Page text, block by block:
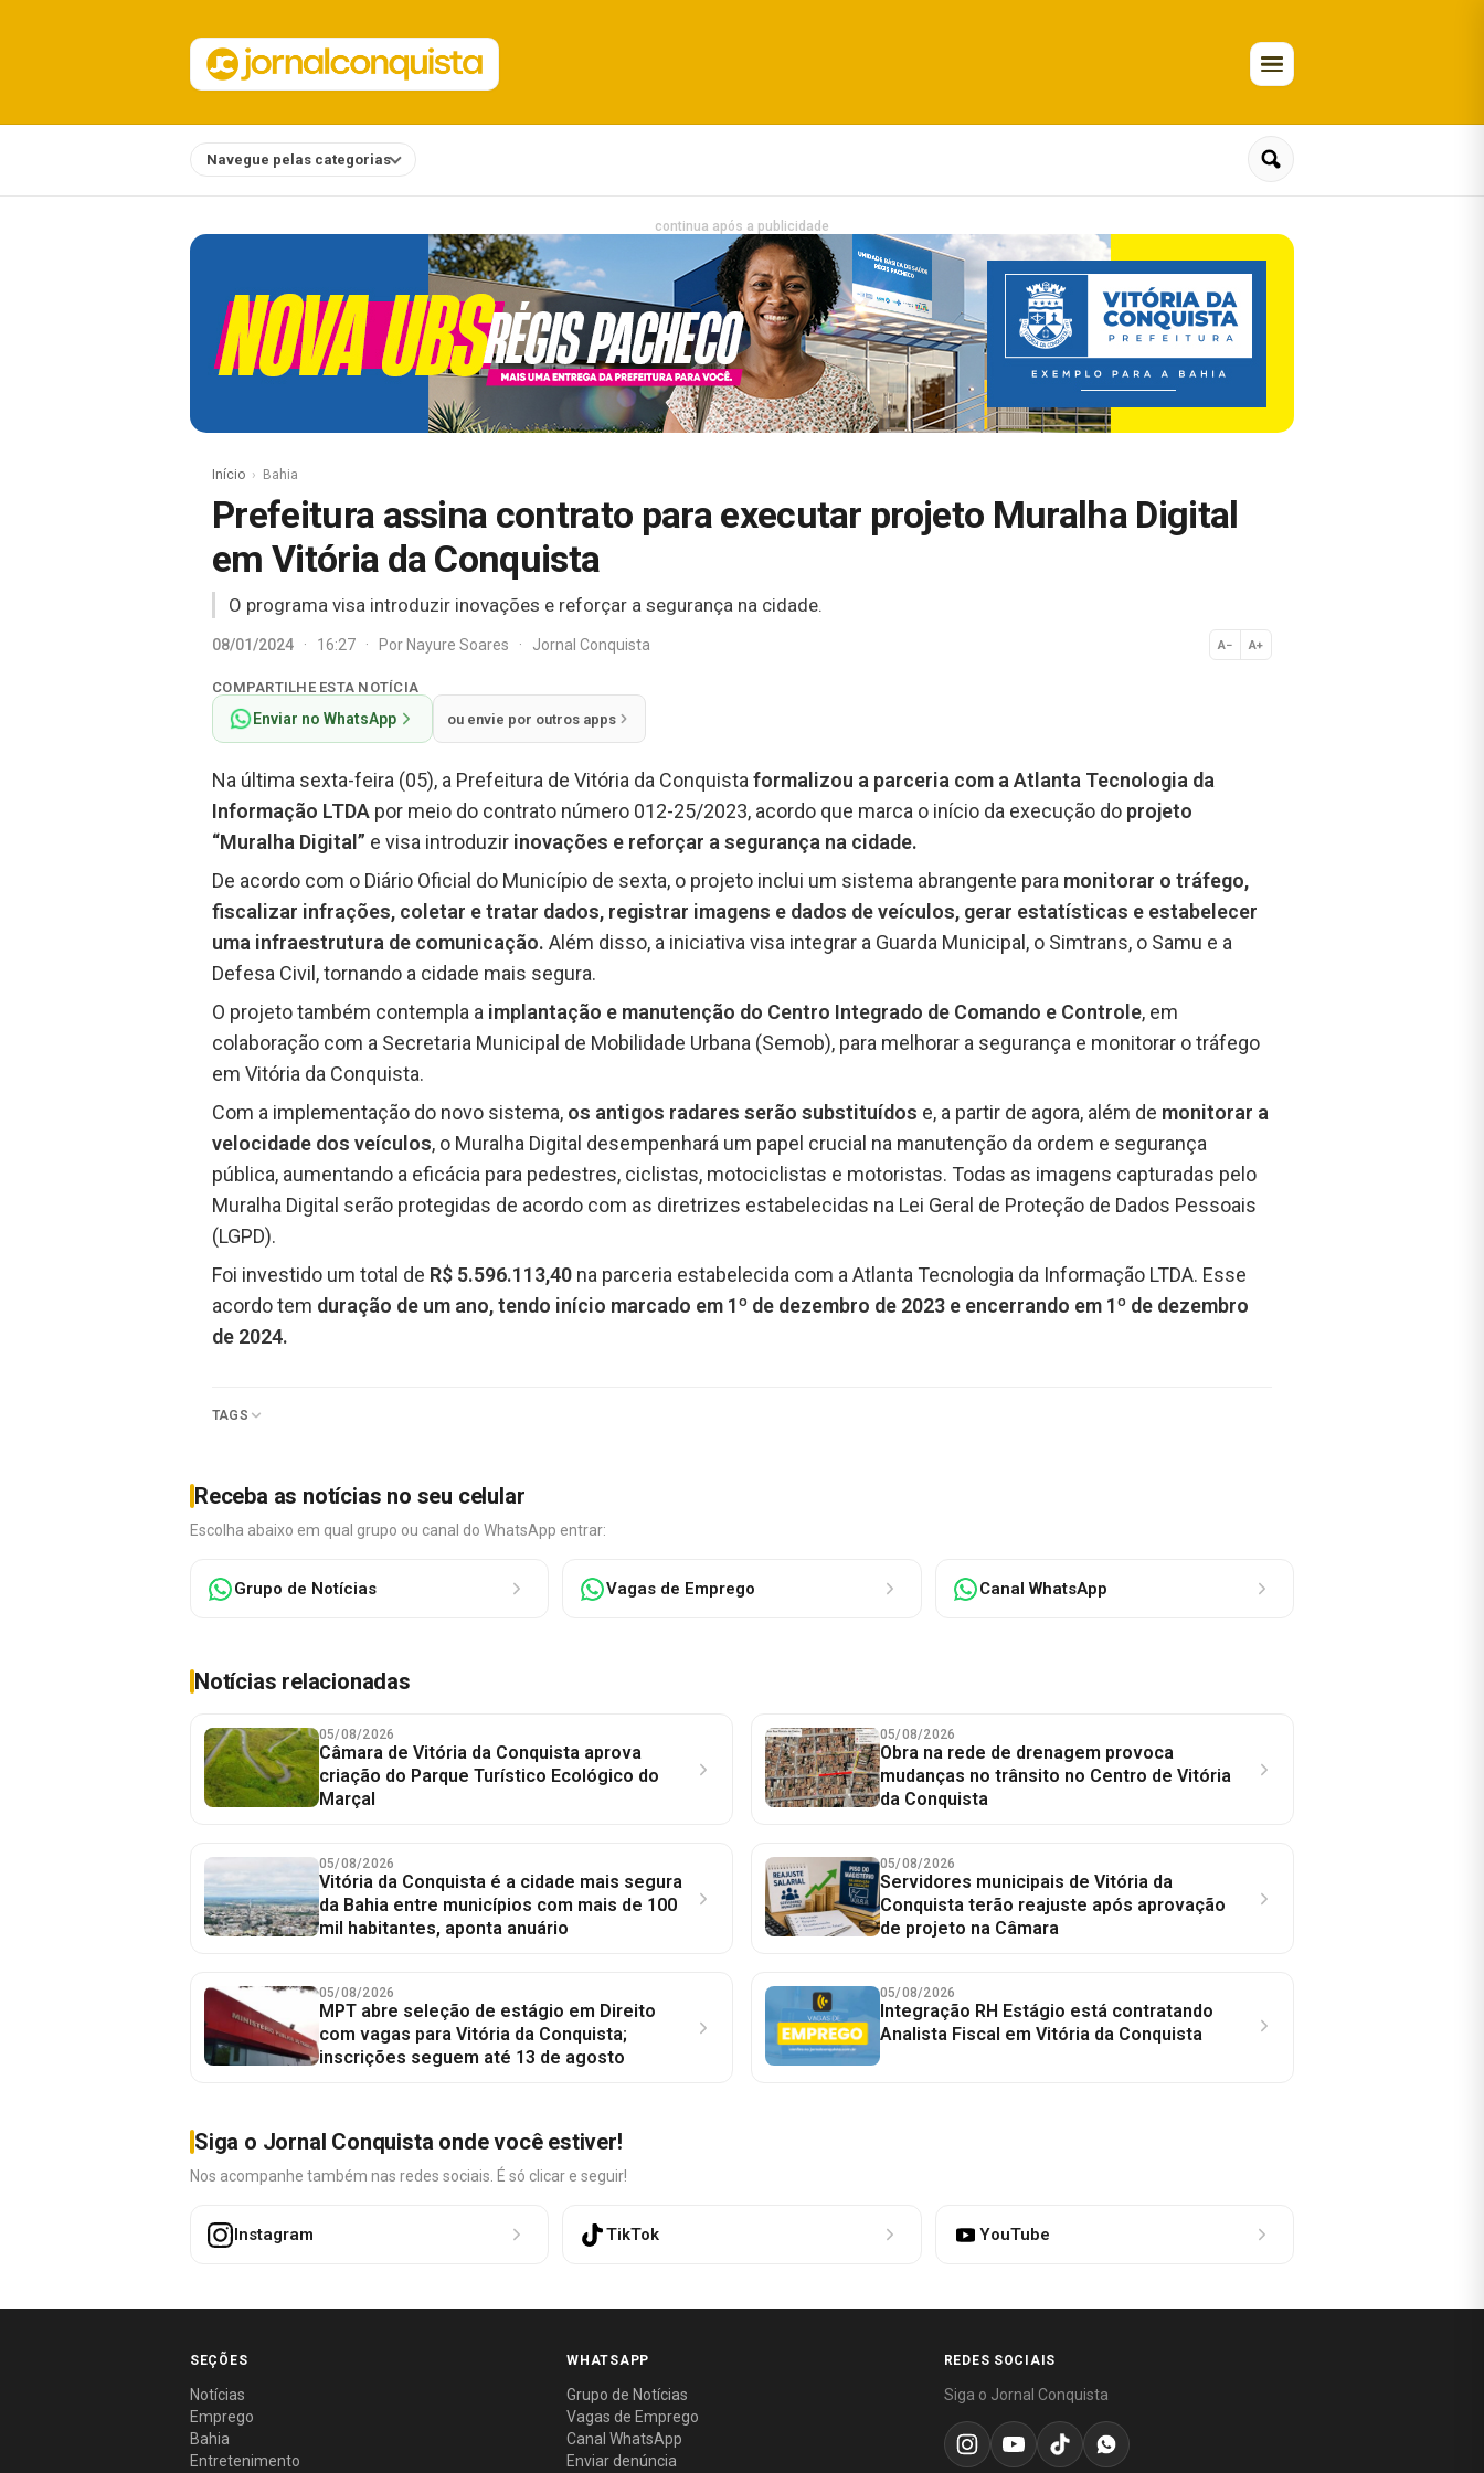
Navegue pelas categorias
continua após a publicidade
Início Bahia
Prefeitura assina contrato para executar projeto Muralha Digital
em Vitória da Conquista
O programa visa introduzir inovações e reforçar a segurança na cidade.
08/01/2024 · 16:27 · PorNayure Soares · Jornal Conquista A− A+
Normal
COMPARTILHE ESTA NOTÍCIA
Enviar no WhatsApp ou envie por outros apps
Na última sexta-feira (05), a Prefeitura de Vitória da Conquista formalizou a parceria com a Atlanta Tecnologia da
Informação LTDA por meio do contrato número 012-25/2023, acordo que marca o início da execução do projeto
“Muralha Digital” e visa introduzir inovações e reforçar a segurança na cidade.
De acordo com o Diário Oficial do Município de sexta, o projeto inclui um sistema abrangente para monitorar o tráfego,
fiscalizar infrações, coletar e tratar dados, registrar imagens e dados de veículos, gerar estatísticas e estabelecer
uma infraestrutura de comunicação. Além disso, a iniciativa visa integrar a Guarda Municipal, o Simtrans, o Samu e a
Defesa Civil, tornando a cidade mais segura.
O projeto também contempla a implantação e manutenção do Centro Integrado de Comando e Controle, em
colaboração com a Secretaria Municipal de Mobilidade Urbana (Semob), para melhorar a segurança e monitorar o tráfego
em Vitória da Conquista.
Com a implementação do novo sistema, os antigos radares serão substituídos e, a partir de agora, além de monitorar a
velocidade dos veículos, o Muralha Digital desempenhará um papel crucial na manutenção da ordem e segurança
pública, aumentando a eficácia para pedestres, ciclistas, motociclistas e motoristas. Todas as imagens capturadas pelo
Muralha Digital serão protegidas de acordo com as diretrizes estabelecidas na Lei Geral de Proteção de Dados Pessoais
(LGPD).
Foi investido um total de R$ 5.596.113,40 na parceria estabelecida com a Atlanta Tecnologia da Informação LTDA. Esse
acordo tem duração de um ano, tendo início marcado em 1º de dezembro de 2023 e encerrando em 1º de dezembro
de 2024.
TAGS
Receba as notícias no seu celular
Escolha abaixo em qual grupo ou canal do WhatsApp entrar:
Grupo de Notícias Vagas de Emprego Canal WhatsApp
Notícias relacionadas
05/08/2026
Câmara de Vitória da Conquista aprova
criação do Parque Turístico Ecológico do
Marçal
05/08/2026
Obra na rede de drenagem provoca
mudanças no trânsito no Centro de Vitória
da Conquista
05/08/2026
Vitória da Conquista é a cidade mais segura
da Bahia entre municípios com mais de 100
mil habitantes, aponta anuário
05/08/2026
Servidores municipais de Vitória da
Conquista terão reajuste após aprovação
de projeto na Câmara
05/08/2026
MPT abre seleção de estágio em Direito
com vagas para Vitória da Conquista;
inscrições seguem até 13 de agosto
05/08/2026
Integração RH Estágio está contratando
Analista Fiscal em Vitória da Conquista
Siga o Jornal Conquista onde você estiver!
Nos acompanhe também nas redes sociais. É só clicar e seguir!
Instagram TikTok YouTube
SEÇÕES
Notícias
Emprego
Bahia
Entretenimento
WHATSAPP
Grupo de Notícias
Vagas de Emprego
Canal WhatsApp
Enviar denúncia
REDES SOCIAIS
Siga o Jornal Conquista